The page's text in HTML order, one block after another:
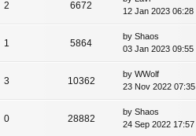
2 6672
12 Jan 2023 06:28
1 5864
by Shaos
03 Jan 2023 09:55
3 10362
by WWolf
23 Nov 2022 07:35
0 28882
by Shaos
24 Sep 2022 17:57